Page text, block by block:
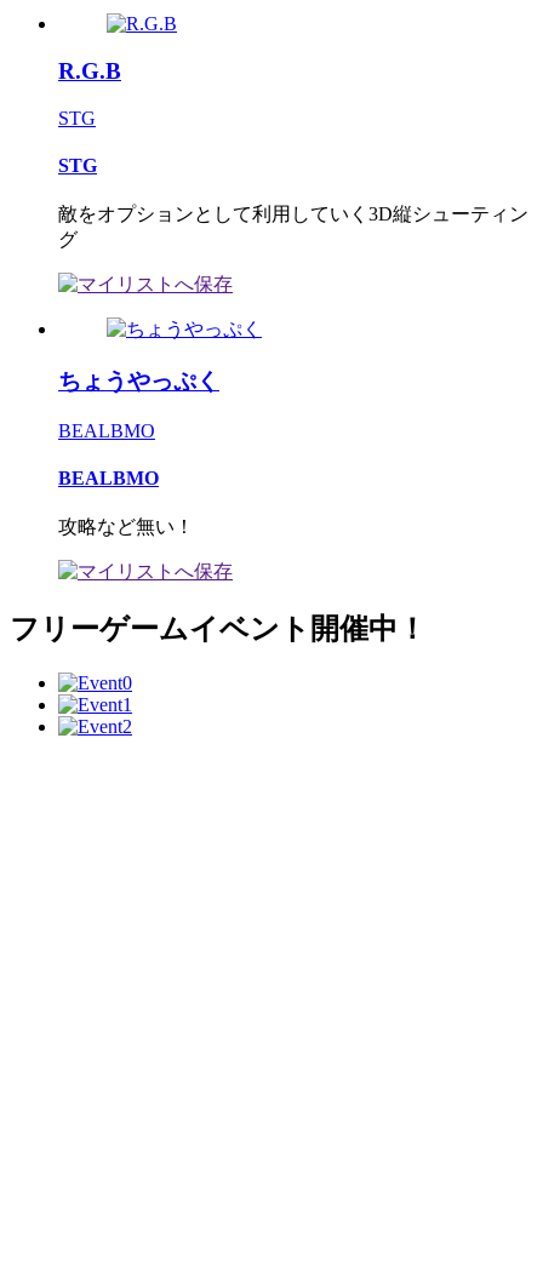
R.G.B
STG
STG
敵をオプションとして利用していく3D縦シューティン
グ
ちょうやっぷく
BEALBMO
BEALBMO
攻略など無い！
フリーゲームイベント開催中！